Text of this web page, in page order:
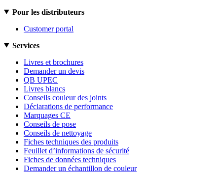
Pour les distributeurs
Customer portal
Services
Livres et brochures
Demander un devis
QB UPEC
Livres blancs
Conseils couleur des joints
Déclarations de performance
Marquages CE
Conseils de pose
Conseils de nettoyage
Fiches techniques des produits
Feuillet d’informations de sécurité
Fiches de données techniques
Demander un échantillon de couleur